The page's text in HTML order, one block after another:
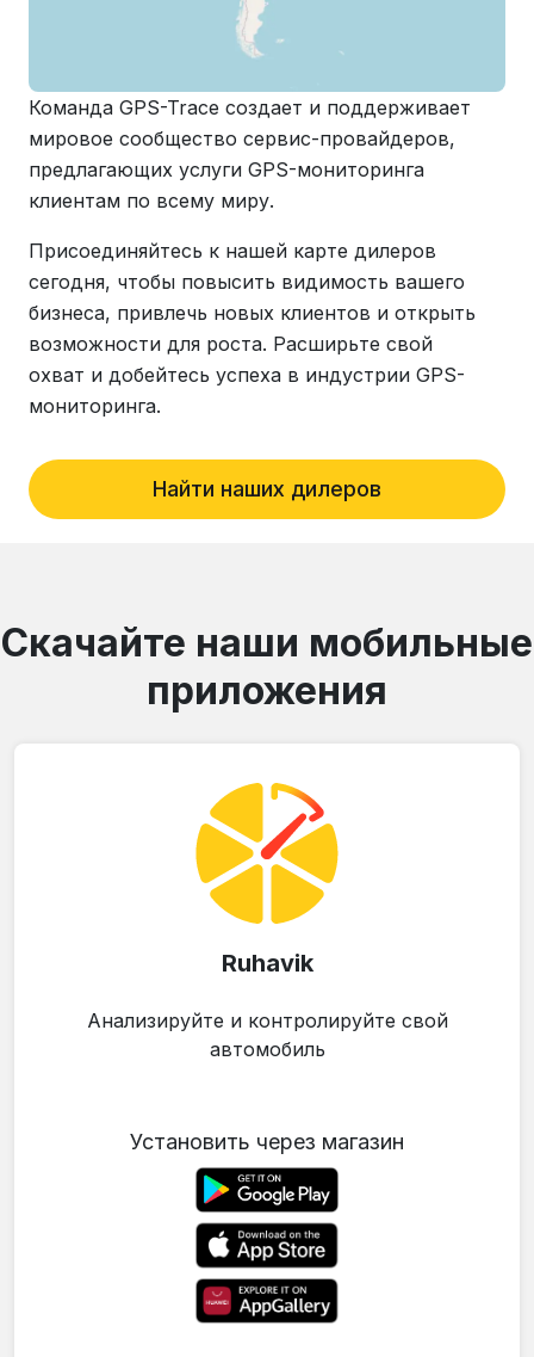
Команда GPS-Trace создает и поддерживает
мировое сообщество сервис-провайдеров,
предлагающих услуги GPS-мониторинга
клиентам по всему миру.
Присоединяйтесь к нашей карте дилеров
сегодня, чтобы повысить видимость вашего
бизнеса, привлечь новых клиентов и открыть
возможности для роста. Расширьте свой
охват и добейтесь успеха в индустрии GPS-
мониторинга.
Найти наших дилеров
Скачайте наши мобильные
приложения
Ruhavik
Анализируйте и контролируйте свой
автомобиль
Установить через магазин